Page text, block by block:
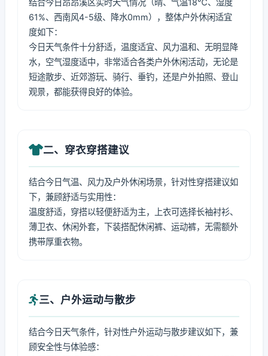
结合今日昂昂溪区实时天气情况（晴、气温18℃、湿度
61%、西南风4-5级、降水0mm），整体户外休闲适宜
度如下：
今日天气条件十分舒适，温度适宜、风力温和、无明显降
水，空气湿度适中，非常适合各类户外休闲活动，无论是
短途散步、近郊游玩、骑行、垂钓，还是户外拍照、登山
观景，都能获得良好的体验。
二、穿衣穿搭建议
结合今日气温、风力及户外休闲场景，针对性穿搭建议如
下，兼顾舒适与实用性：
温度舒适，穿搭以轻便舒适为主，上衣可选择长袖衬衫、
薄卫衣、休闲外套，下装搭配休闲裤、运动裤，无需额外
携带厚重衣物。
三、户外运动与散步
结合今日天气条件，针对性户外运动与散步建议如下，兼
顾安全性与体验感：